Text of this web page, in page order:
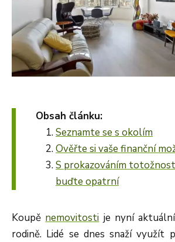
Obsah článku:
Seznamte se s okolím
Ověřte si vaše finanční
S prokazováním
buďte opatrní
Koupě nemovitosti je nyní
rodině. Lidé se dnes snaží využít